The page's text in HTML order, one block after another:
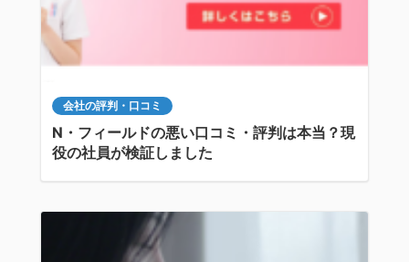
会社の評判・口コミ
N・フィールドの悪い口コミ・評判は本当？現
役の社員が検証しました